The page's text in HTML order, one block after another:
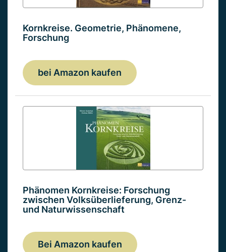
Kornkreise. Geometrie, Phänomene,
Forschung
bei Amazon kaufen
Phänomen Kornkreise: Forschung
zwischen Volksüberlieferung, Grenz-
und Naturwissenschaft
Bei Amazon kaufen